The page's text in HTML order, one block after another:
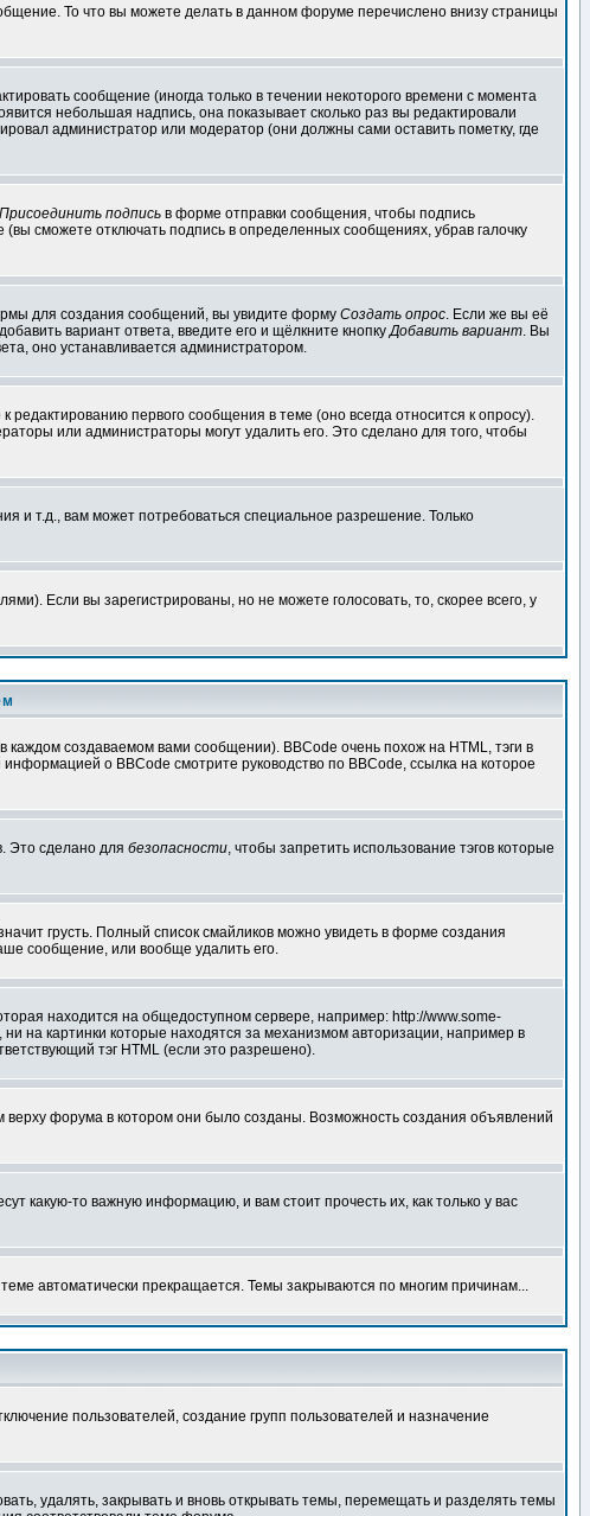
То что вы можете делать в данном форуме перечислено внизу страницы
сообщение (иногда только в течении некоторого времени с момента
небольшая надпись, она показывает сколько раз вы редактировали
администратор или модератор (они должны сами оставить пометку, где
Присоединить подпись в форме отправки сообщения, чтобы подпись
сможете отключать подпись в определенных сообщениях, убрав галочку
для создания сообщений, вы увидите форму Создать опрос. Если же вы её
вариант ответа, введите его и щёлкните кнопкуДобавить вариант. Вы
оно устанавливается администратором.
первого сообщения в теме (оно всегда относится к опросу).
или администраторы могут удалить его. Это сделано для того, чтобы
и т.д., вам может потребоваться специальное разрешение. Только
Если вы зарегистрированы, но не можете голосовать, то, скорее всего, у
создаваемом вами сообщении). BBCode очень похож на HTML, тэги в
о BBCode смотрите руководство по BBCode, ссылка на которое
Это сделано для безопасности, чтобы запретить использование тэгов которые
грусть. Полный список смайликов можно увидеть в форме создания
сообщение, или вообще удалить его.
находится на общедоступном сервере, например: http://www.some-
на картинки которые находятся за механизмом авторизации, например в
тэг HTML (если это разрешено).
форума в котором они было созданы. Возможность создания объявлений
какую-то важную информацию, и вам стоит прочесть их, как только у вас
автоматически прекращается. Темы закрываются по многим причинам...
пользователей, создание групп пользователей и назначение
удалять, закрывать и вновь открывать темы, перемещать и разделять темы